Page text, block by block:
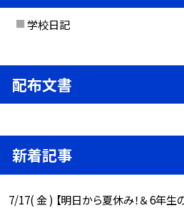
学校日記
配布文書
新着記事
7/17( 金 ) 【明日から夏休み！＆ 6年